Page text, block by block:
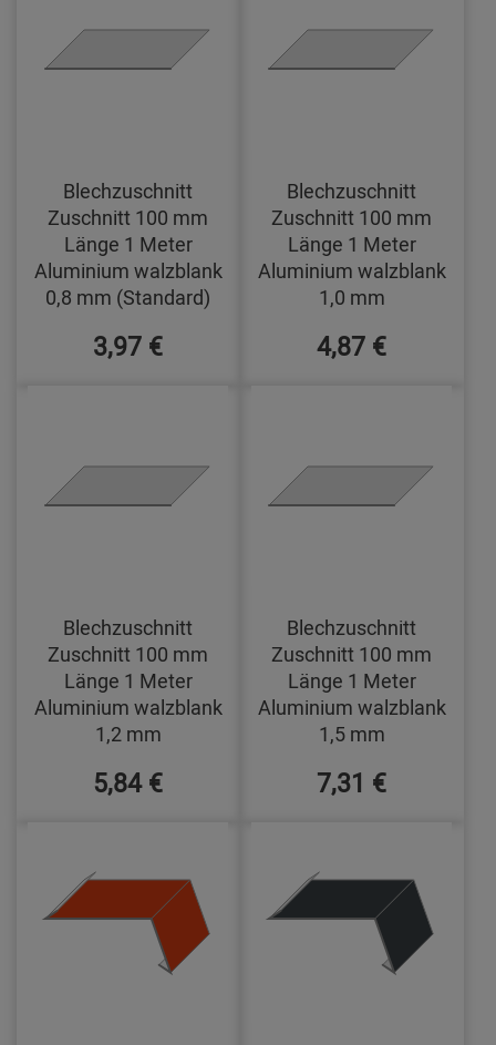
Blechzuschnitt
Zuschnitt 100 mm
Länge 1 Meter
Aluminium walzblank
0,8 mm (Standard)
3,97 €
Blechzuschnitt
Zuschnitt 100 mm
Länge 1 Meter
Aluminium walzblank
1,0 mm
4,87 €
Blechzuschnitt
Zuschnitt 100 mm
Länge 1 Meter
Aluminium walzblank
1,2 mm
5,84 €
Blechzuschnitt
Zuschnitt 100 mm
Länge 1 Meter
Aluminium walzblank
1,5 mm
7,31 €